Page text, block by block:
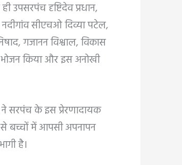
दृष्टिदेव प्रधान,
नदीगांव सीएचओ दिव्या पटेल,
गजानन विश्वाल, विकास
किया और इस अनोखी
ने सरपंच के इस प्रेरणादायक
बच्चों में आपसी अपनापन
है।